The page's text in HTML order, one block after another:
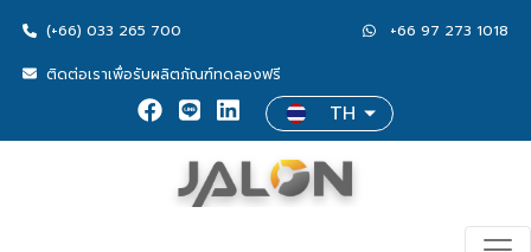
(+66) 033 265 700 +66 97 273 1018
ติดต่อเราเพื่อรับผลิตภัณฑ์ทดลองฟรี
TH